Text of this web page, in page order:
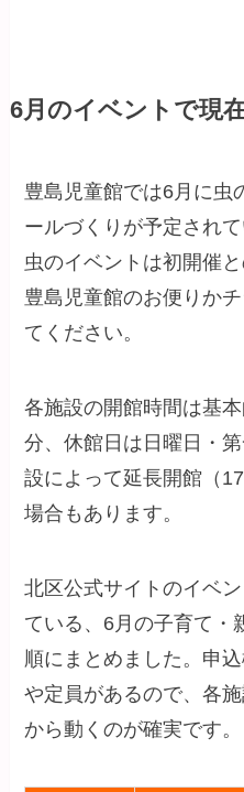
6月のイベントで現
豊島児童館では6月に虫
ールづくりが予定され
虫のイベントは初開催
豊島児童館のお便りか
てください。
各施設の開館時間は基
分、休館日は日曜日・
設によって延長開館（
場合もあります。
北区公式サイトのイベ
ている、6月の子育て・
順にまとめました。申
や定員があるので、各
から動くのが確実です。